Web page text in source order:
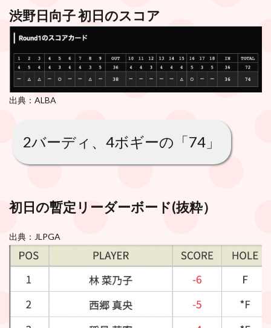
渋野日向子 初日のスコア
出典：ALBA
2バーディ、4ボギーの「74」
初日の暫定リーダーボード(抜粋）
出典：JLPGA